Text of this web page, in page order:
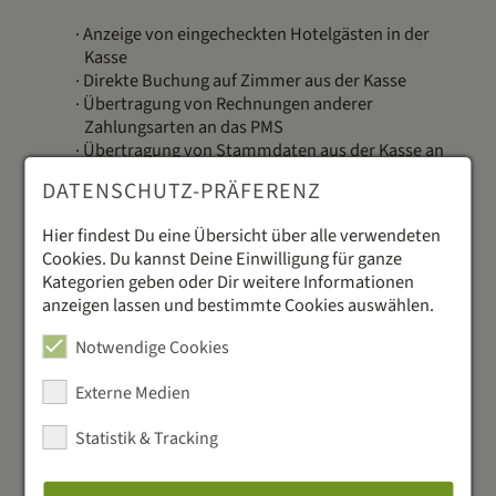
Anzeige von eingecheckten Hotelgästen in der
Kasse
Direkte Buchung auf Zimmer aus der Kasse
Übertragung von Rechnungen anderer
Zahlungsarten an das PMS
Übertragung von Stammdaten aus der Kasse an
das PMS (Zahlungsarten, Warengruppen,
Artikel, Steuersätze, Servicekräfte,
Eine Schritt-für-Schritt-Anleitung zur Aktivierung &
Einrichtung der Schnittstelle findest Du in unserem
Support-Portal:
Cloud
Eine Übersicht über die Hotel-Schnittstellen findest
Du auf unserer Website:
DATENSCHUTZ-PRÄFERENZ
Hier findest Du eine Übersicht über alle verwendeten
Cookies. Du kannst Deine Einwilligung für ganze
Kategorien geben oder Dir weitere Informationen
anzeigen lassen und bestimmte Cookies auswählen.
Notwendige Cookies
Externe Medien
Statistik & Tracking